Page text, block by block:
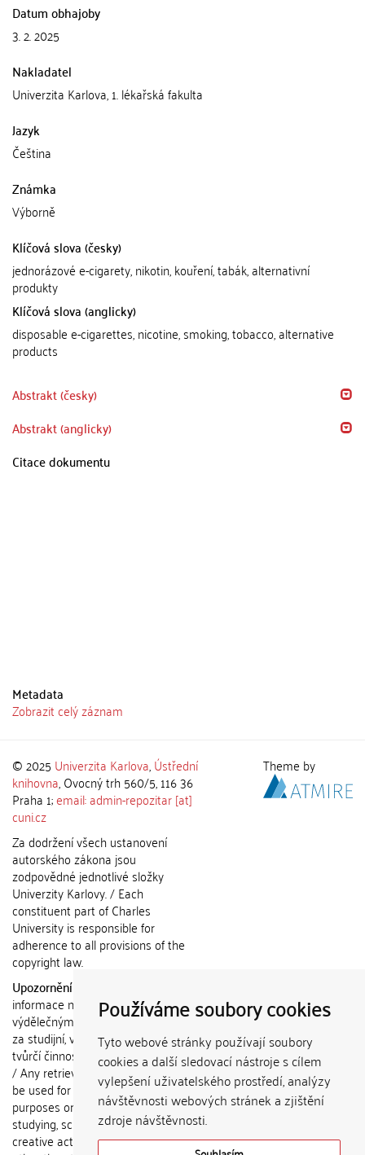
Používáme soubory cookies
Tyto webové stránky používají soubory
cookies a další sledovací nástroje s cílem
vylepšení uživatelského prostředí, analýzy
návštěvnosti webových stránek a zjištění
zdroje návštěvnosti.
Datum obhajoby
3. 2. 2025
Nakladatel
Univerzita Karlova, 1. lékařská fakulta
Jazyk
Čeština
Známka
Výborně
Klíčová slova (česky)
jednorázové e-cigarety, nikotin, kouření, tabák, alternativní
produkty
Klíčová slova (anglicky)
disposable e-cigarettes, nicotine, smoking, tobacco, alternative
products
Abstrakt (česky)
Abstrakt (anglicky)
Citace dokumentu
Metadata
Zobrazit celý záznam
© 2025 Univerzita Karlova,Ústřední
knihovna, Ovocný trh 560/5, 116 36
Praha 1;email: admin-repozitar [at]
cuni.cz
Za dodržení všech ustanovení
autorského zákona jsou
zodpovědné jednotlivé složky
Univerzity Karlovy. / Each
constituent part of Charles
University is responsible for
adherence to all provisions of the
copyright law.
Upozornění / Notice:
informace nemohou být použity k
výdělečným účelům nebo vydávány
za studijní, vědeckou nebo jinou
tvůrčí činnost jiné osoby než autora.
/ Any retrieved information shall not
be used for any commercial
purposes or claimed as results of
studying, scientific or any other
creative activities of any person
Theme by